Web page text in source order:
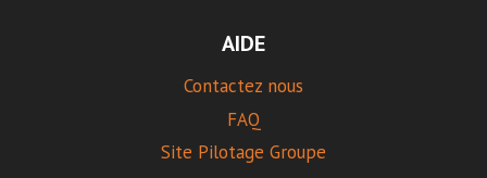
AIDE
Contactez nous
FAQ
Site Pilotage Groupe